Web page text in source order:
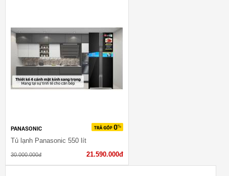
PANASONIC
Tủ lạnh Panasonic 550 lít
30.000.000đ 21.590.000đ